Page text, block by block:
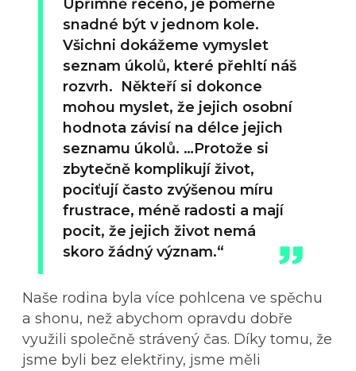
Upřímně řečeno, je poměrně
snadné být v jednom kole.
Všichni dokážeme vymyslet
seznam úkolů, které přehltí náš
rozvrh. Někteří si dokonce
mohou myslet, že jejich osobní
hodnota závisí na délce jejich
seznamu úkolů. …Protože si
zbytečně komplikují život,
pociťují často zvýšenou míru
frustrace, méně radosti a mají
pocit, že jejich život nemá
skoro žádný význam.“
Naše rodina byla více pohlcena ve spěchu
a shonu, než abychom opravdu dobře
využili společně strávený čas. Díky tomu, že
jsme byli bez elektřiny, jsme měli